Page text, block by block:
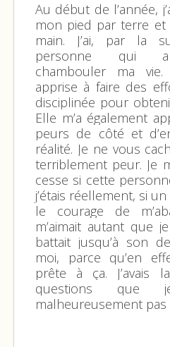
Au début de l’année,
mon pied par terre
main. J’ai, par la
personne qui a
chambouler ma
apprise à faire des
disciplinée pour
Elle m’a également
peurs de côté et
réalité. Je ne vous
terriblement peur. Je
cesse si cette
j’étais réellement, si
le courage de
m’aimait autant que
battait jusqu’à son
moi, parce qu’en
prête à ça. J’avais
questions que
malheureusement